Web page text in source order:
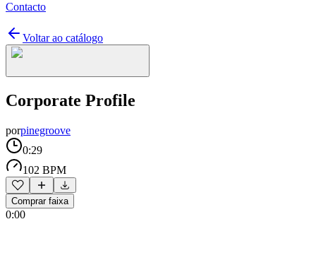
Contacto
Voltar ao catálogo
Corporate Profile
porpinegroove
0:29
102 BPM
Comprar faixa
0:00